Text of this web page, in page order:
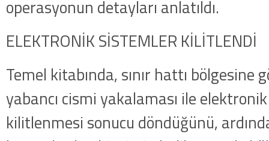
operasyonun detayları anlatıldı.
ELEKTRONİK SİSTEMLER KİLİTLENDİ
Temel kitabında, sınır hattı bölgesine
yabancı cismi yakalaması ile
kilitlenmesi sonucu döndüğünü,